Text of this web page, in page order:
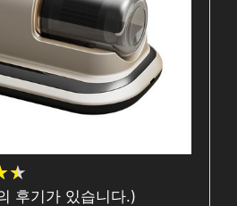
★
★
후기가 있습니다.)